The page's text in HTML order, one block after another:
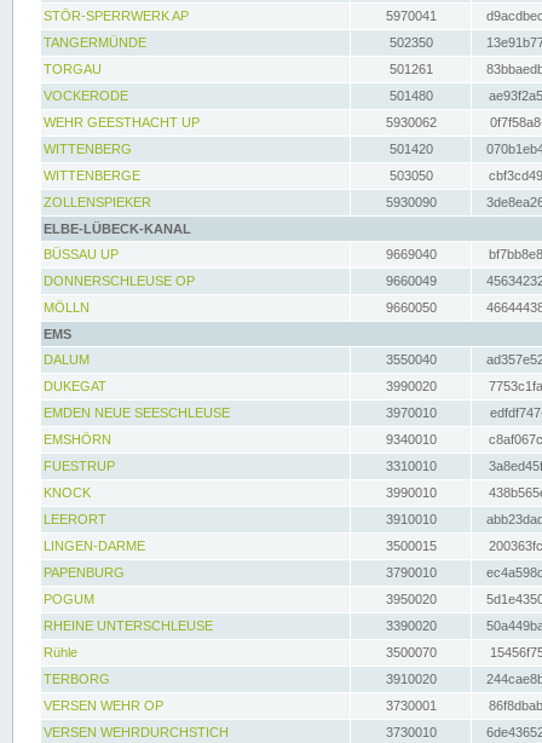
STÖR-SPERRWERK AP 5970041
TANGERMÜNDE
502350
TORGAU
501261
VOCKERODE
501480
WEHR GEESTHACHT UP
5930062
WITTENBERG
501420
WITTENBERGE
503050
ZOLLENSPIEKER
5930090
ELBE-LÜBECK-KANAL
BÜSSAU UP
9669040
DONNERSCHLEUSE OP
9660049
MÖLLN
9660050
EMS
DALUM
3550040
DUKEGAT
3990020
EMDEN NEUE SEESCHLEUSE
3970010
EMSHÖRN
9340010
FUESTRUP
3310010
KNOCK
3990010
LEERORT
3910010
LINGEN-DARME
3500015
PAPENBURG
3790010
POGUM
3950020
RHEINE UNTERSCHLEUSE
3390020
Rühle
3500070
TERBORG
3910020
VERSEN WEHR OP
3730001
VERSEN WEHRDURCHSTICH
3730010